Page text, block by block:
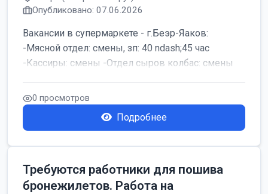
Опубликовано: 07.06.2026
Вакансии в супермаркете - г.Беэр-Яаков:
-Мясной отдел: смены, зп: 40 ndash;45 час
-Кассиры: смены -Отдел сыров колбас: смены
0 просмотров
Подробнее
Требуются работники для пошива
бронежилетов. Работа на